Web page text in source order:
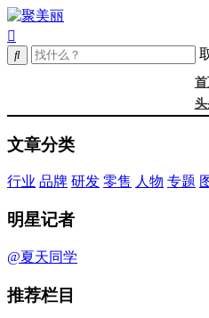
成
文章分类
行业 品牌 研发 零售 人物 专题
明星记者
@夏天同学
推荐栏目